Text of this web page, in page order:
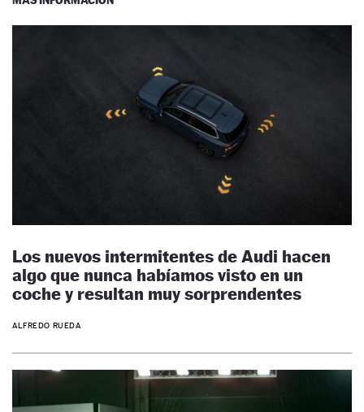
Los nuevos intermitentes de Audi hacen
algo que nunca habíamos visto en un
coche y resultan muy sorprendentes
ALFREDO RUEDA